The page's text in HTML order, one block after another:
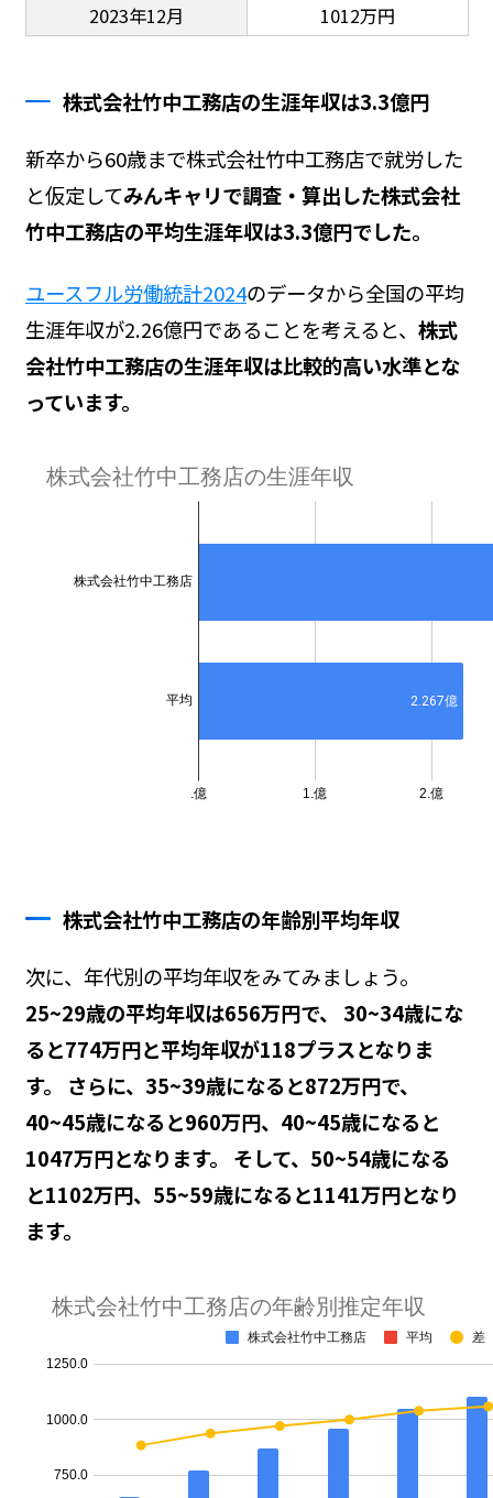
2023年12月
1012万円
株式会社竹中工務店の生涯年収は3.3億円
新卒から60歳まで株式会社竹中工務店で就労した
と仮定してみんキャリで調査・算出した株式会社
竹中工務店の平均生涯年収は3.3億円でした。
ユースフル労働統計2024のデータから全国の平均
生涯年収が2.26億円であることを考えると、 株式
会社竹中工務店の生涯年収は比較的高い水準とな
っています。
株式会社竹中工務店の年齢別平均年収
次に、年代別の平均年収をみてみましょう。
25~29歳の平均年収は656万円で、 30~34歳にな
ると774万円と平均年収が118プラスとなりま
す。 さらに、35~39歳になると872万円で、
40~45歳になると960万円、40~45歳になると
1047万円となります。 そして、50~54歳になる
と1102万円、55~59歳になると1141万円となり
ます。